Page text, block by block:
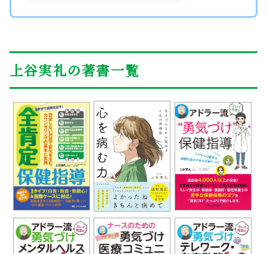
上谷実礼の著書一覧